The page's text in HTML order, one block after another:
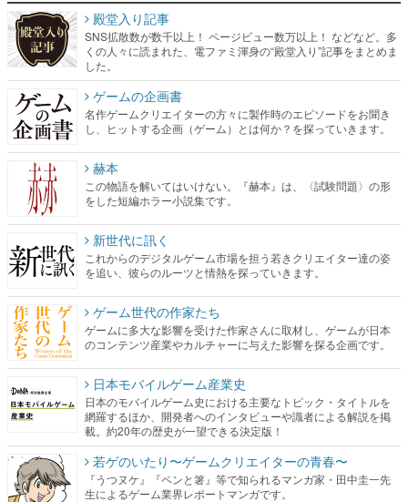
殿堂入り記事
SNS拡散数が数千以上！ ページビュー数万以上！ などなど。多
くの人々に読まれた、電ファミ渾身の“殿堂入り”記事をまとめま
した。
ゲームの企画書
名作ゲームクリエイターの方々に製作時のエピソードをお聞き
し、ヒットする企画（ゲーム）とは何か？を探っていきます。
赫本
この物語を解いてはいけない。『赫本』は、〈試験問題〉の形
をした短編ホラー小説集です。
新世代に訊く
これからのデジタルゲーム市場を担う若きクリエイター達の姿
を追い、彼らのルーツと情熱を探っていきます。
ゲーム世代の作家たち
ゲームに多大な影響を受けた作家さんに取材し、ゲームが日本
のコンテンツ産業やカルチャーに与えた影響を探る企画です。
日本モバイルゲーム産業史
日本のモバイルゲーム史における主要なトピック・タイトルを
網羅するほか、開発者へのインタビューや識者による解説を掲
載。約20年の歴史が一望できる決定版！
若ゲのいたり〜ゲームクリエイターの青春〜
『うつヌケ』『ペンと箸』等で知られるマンガ家・田中圭一先
生によるゲーム業界レポートマンガです。